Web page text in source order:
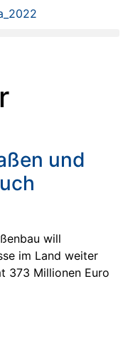
und
will
im Land weiter
373 Millionen Euro